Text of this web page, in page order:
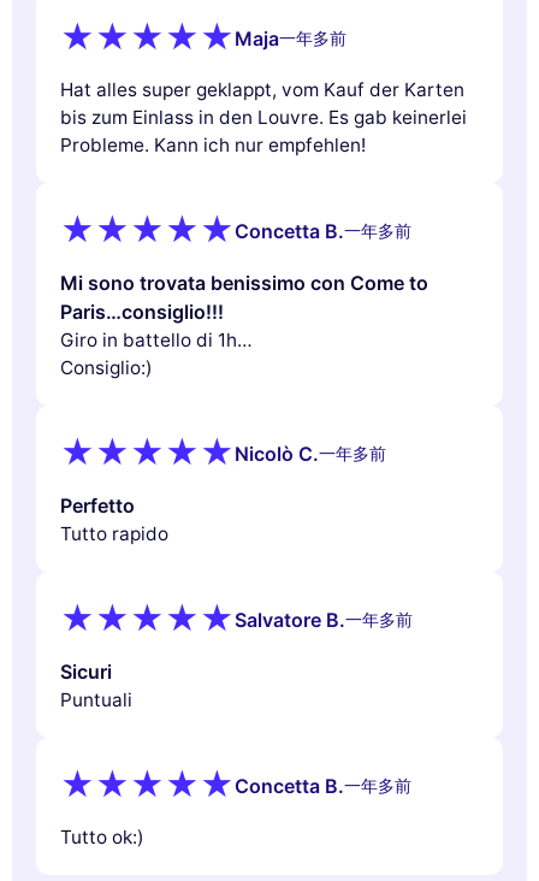
Maja一年多前
Hat alles super geklappt, vom Kauf der Karten
bis zum Einlass in den Louvre. Es gab keinerlei
Probleme. Kann ich nur empfehlen!
Concetta B.一年多前
Mi sono trovata benissimo con Come to
Paris…consiglio!!!
Giro in battello di 1h…
Consiglio:)
Nicolò C.一年多前
Perfetto
Tutto rapido
Salvatore B.一年多前
Sicuri
Puntuali
Concetta B.一年多前
Tutto ok:)